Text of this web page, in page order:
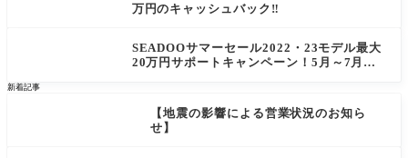
万円のキャッシュバック‼
SEADOOサマーセール2022・23モデル最大
20万円サポートキャンペーン！5月～7月末
新着記事
【地震の影響による営業状況のお知ら
せ】